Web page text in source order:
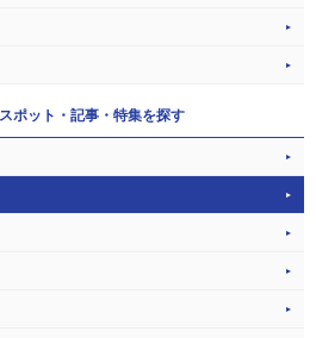
スポット・記事・特集を探す